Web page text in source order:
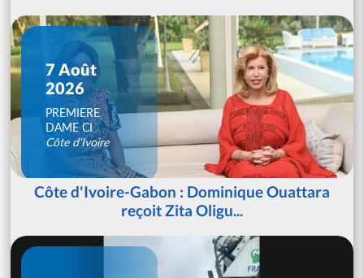
7 Août
2026
PREMIERE
DAME CI
Côte d'Ivoire
Côte d'Ivoire-Gabon : Dominique Ouattara
reçoit Zita Oligu...